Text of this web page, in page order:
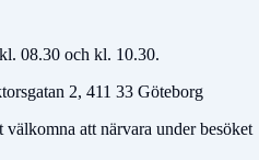
08.30 och kl. 10.30.
2, 411 33 Göteborg
att närvara under besöket